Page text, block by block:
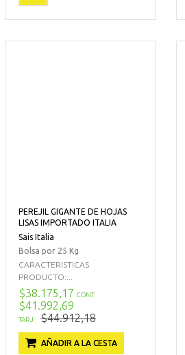
PEREJIL GIGANTE DE HOJAS
LISAS IMPORTADO ITALIA
Sais Italia
Bolsa por 25 Kg
CARACTERISTICAS
PRODUCTO:...
$38.175,17 CONT
$41.992,69
TARJ $44.912,18
AÑADIR A LA CESTA